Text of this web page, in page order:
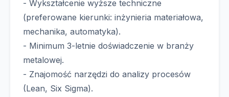
- Wykształcenie wyższe techniczne
(preferowane kierunki: inżynieria materiałowa,
mechanika, automatyka).
- Minimum 3-letnie doświadczenie w branży
metalowej.
- Znajomość narzędzi do analizy procesów
(Lean, Six Sigma).